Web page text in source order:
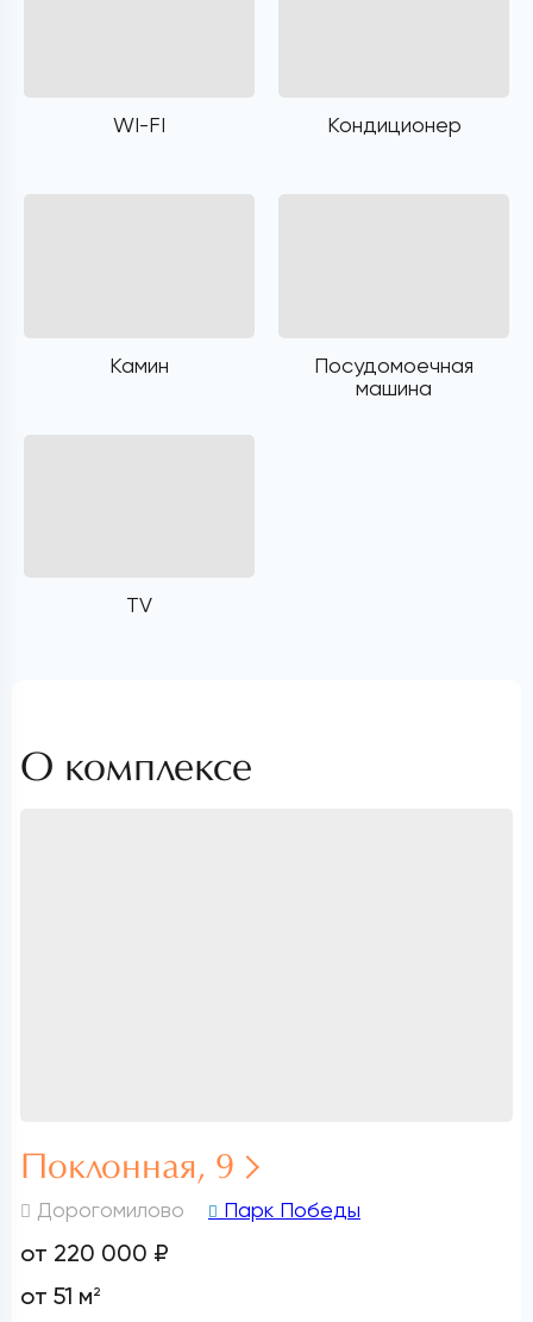
WI-FI Кондиционер
Камин
Посудомоечная
машина
TV
О комплексе
Поклонная, 9
Дорогомилово Парк Победы
от 220 000 ₽
от 51 м 2